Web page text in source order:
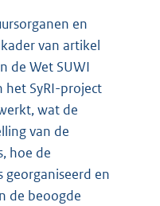
en
van artikel
de Wet SUWI
het SyRI-project
wat de
van de
hoe de
georganiseerd en
de beoogde